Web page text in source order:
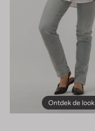
Ontdek de look